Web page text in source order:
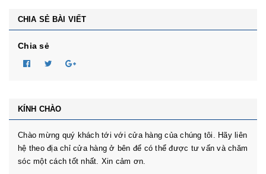
CHIA SẺ BÀI VIẾT
Chia sẻ
KÍNH CHÀO
Chào mừng quý khách tới với cửa hàng của chúng tôi. Hãy liên
hệ theo địa chỉ cửa hàng ở bên để có thể được tư vấn và chăm
sóc một cách tốt nhất. Xin cảm ơn.